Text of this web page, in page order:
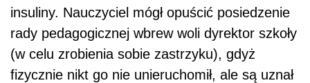
insuliny. Nauczyciel mógł opuścić posiedzenie
rady pedagogicznej wbrew woli dyrektor szkoły
(w celu zrobienia sobie zastrzyku), gdyż
fizycznie nikt go nie unieruchomił, ale są uznał